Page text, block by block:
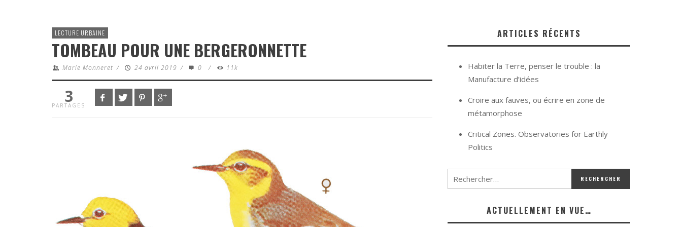
LECTURE URBAINE
TOMBEAU POUR UNE BERGERONNETTE
Marie Monneret / 24 avril 2019 / 0 / 11k
3
PARTAGES
ARTICLES RÉCENTS
Habiter la Terre, penser le trouble : la
Manufacture d’idées
Croire aux fauves, ou écrire en zone de
métamorphose
Critical Zones. Observatories for Earthly
Politics
ACTUELLEMENT EN VUE…